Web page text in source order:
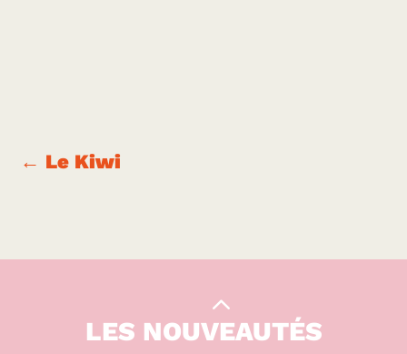
← Le Kiwi
LES NOUVEAUTÉS